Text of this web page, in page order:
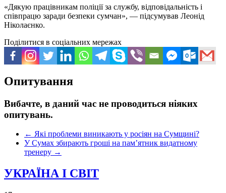
«Дякую працівникам поліції за службу, відповідальність і
співпрацю заради безпеки сумчан», — підсумував Леонід
Ніколаєнко.
Поділитися в соціальних мережах
Опитування
Вибачте, в даний час не проводиться ніяких
опитувань.
← Які проблеми виникають у росіян на Сумщині?
У Сумах збирають гроші на памʼятник видатному
тренеру →
УКРАЇНА І СВІТ